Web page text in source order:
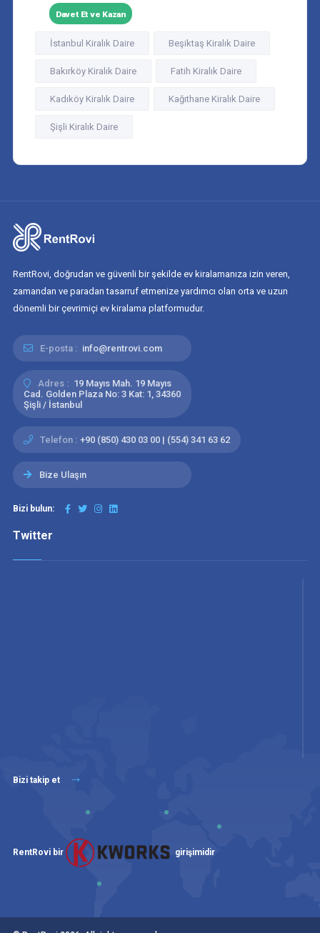
Davet Et ve Kazan
İstanbul Kiralık Daire Beşiktaş Kiralık Daire
Bakırköy Kiralık Daire Fatih Kiralık Daire
Kadıköy Kiralık Daire Kağıthane Kiralık Daire
Şişli Kiralık Daire
RentRovi, doğrudan ve güvenli bir şekilde ev kiralamanıza izin veren,
zamandan ve paradan tasarruf etmenize yardımcı olan orta ve uzun
dönemli bir çevrimiçi ev kiralama platformudur.
E-posta : info@rentrovi.com
Adres : 19 Mayıs Mah. 19 Mayıs
Cad. Golden Plaza No: 3 Kat: 1, 34360
Şişli / İstanbul
Telefon : +90 (850) 430 03 00 | (554) 341 63 62
Bize Ulaşın
Bizi bulun:
Twitter
Bizi takip et
RentRovi bir girişimidir